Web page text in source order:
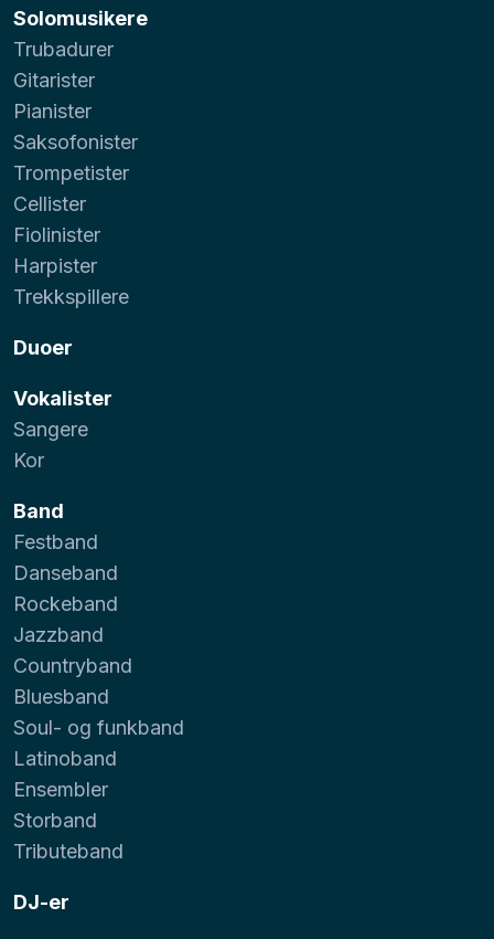
Solomusikere
Trubadurer
Gitarister
Pianister
Saksofonister
Trompetister
Cellister
Fiolinister
Harpister
Trekkspillere
Duoer
Vokalister
Sangere
Kor
Band
Festband
Danseband
Rockeband
Jazzband
Countryband
Bluesband
Soul- og funkband
Latinoband
Ensembler
Storband
Tributeband
DJ-er